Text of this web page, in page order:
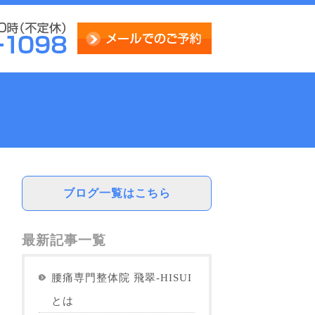
ブログ一覧はこちら
最新記事一覧
腰痛専門整体院 飛翠-HISUI
とは